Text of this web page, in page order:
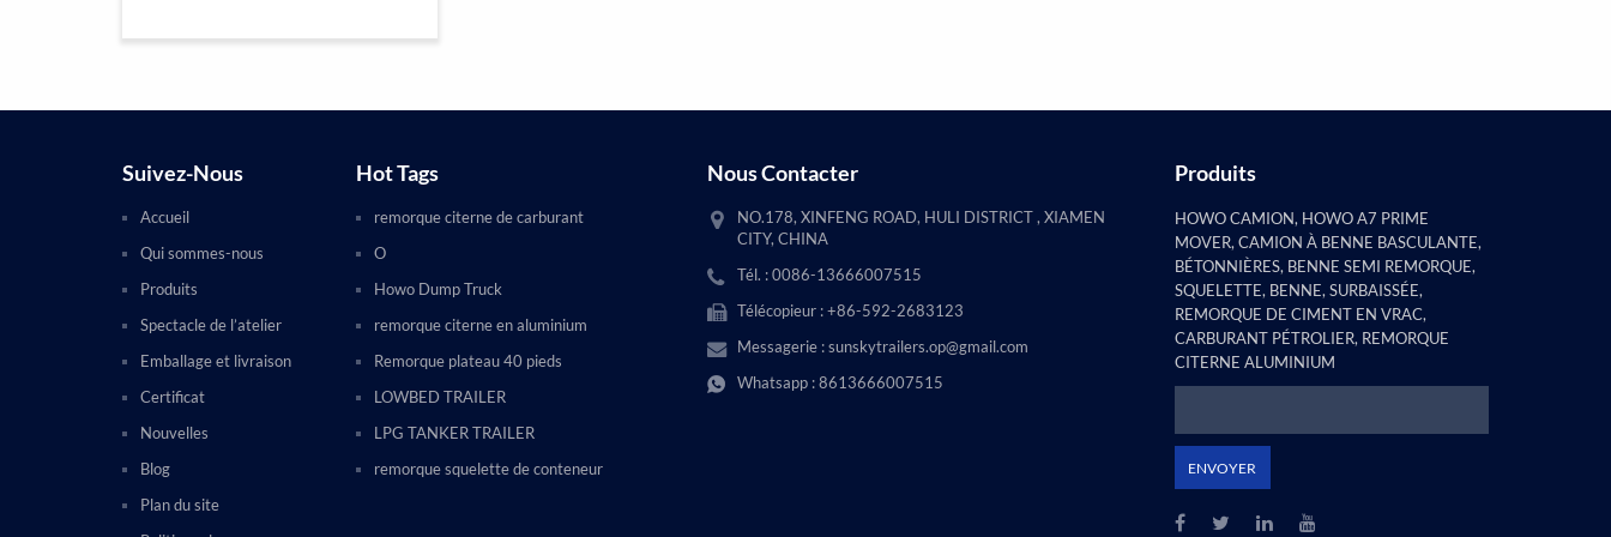
Suivez-Nous
Accueil
Qui sommes-nous
Produits
Spectacle de l’atelier
Emballage et livraison
Certificat
Nouvelles
Blog
Plan du site
Hot Tags
remorque citerne de carburant
O
Howo Dump Truck
remorque citerne en aluminium
Remorque plateau 40 pieds
LOWBED TRAILER
LPG TANKER TRAILER
remorque squelette de conteneur
Nous Contacter
NO.178, XINFENG ROAD, HULI DISTRICT , XIAMEN
CITY, CHINA
Tél. : 0086-13666007515
Télécopieur : +86-592-2683123
Messagerie :sunskytrailers.op@gmail.com
Whatsapp :8613666007515
Produits
HOWO CAMION, HOWO A7 PRIME
MOVER, CAMION À BENNE BASCULANTE,
BÉTONNIÈRES, BENNE SEMI REMORQUE,
SQUELETTE, BENNE, SURBAISSÉE,
REMORQUE DE CIMENT EN VRAC,
CARBURANT PÉTROLIER, REMORQUE
CITERNE ALUMINIUM